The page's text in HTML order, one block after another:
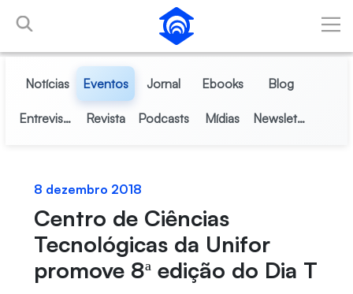
Pular para o Conteúdo principal
Notícias Eventos Jornal Ebooks Blog
Entrevistas Revista Podcasts Mídias Newsletter
8 dezembro 2018
Centro de Ciências
Tecnológicas da Unifor
promove 8ª edição do Dia T